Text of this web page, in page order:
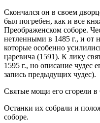
Скончался он в своем
был погребен, как и все
Преображенском соборе.
нетленными в 1485 г., и от
которые особенно
царевича (1591). К лику
1595 г., но описание чудес
запись предыдущих чудес).
Святые мощи его сгорели в
Останки их собрали и
соборе.